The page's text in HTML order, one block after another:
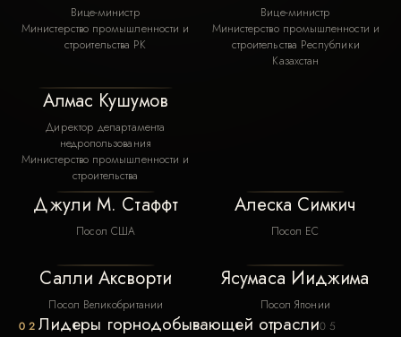
Вице-министр
Министерство промышленности и
строительства РК
Вице-министр
Министерство промышленности и
строительства Республики
Казахстан
Алмас Кушумов
Директор департамента
недропользования
Министерство промышленности и
строительства
Джули М. Стаффт
Посол США
Алеска Симкич
Посол ЕС
Салли Аксворти
Посол Великобритании
Ясумаса Ииджима
Посол Японии
02Лидеры горнодобывающей отрасли05